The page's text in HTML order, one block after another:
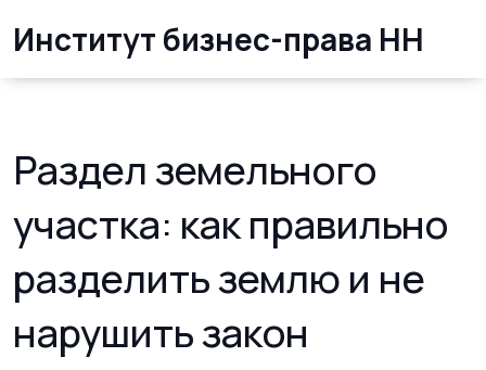
Институт бизнес-права НН
Раздел земельного
участка: как правильно
разделить землю и не
нарушить закон